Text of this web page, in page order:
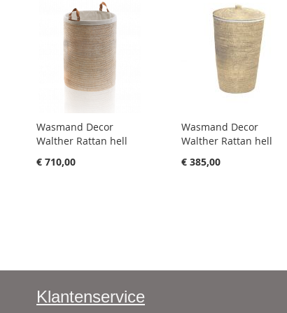
Wasmand Decor
Walther Rattan hell
€ 710,00
Wasmand Decor
Walther Rattan hell
€ 385,00
Klantenservice